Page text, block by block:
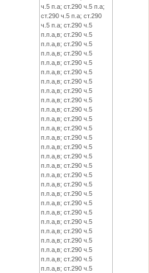
ч.5 п.а; ст.290 ч.5 п.а;
ст.290 ч.5 п.а; ст.290
ч.5 п.а; ст.290 ч.5
п.п.а,в; ст.290 ч.5
п.п.а,в; ст.290 ч.5
п.п.а,в; ст.290 ч.5
п.п.а,в; ст.290 ч.5
п.п.а,в; ст.290 ч.5
п.п.а,в; ст.290 ч.5
п.п.а,в; ст.290 ч.5
п.п.а,в; ст.290 ч.5
п.п.а,в; ст.290 ч.5
п.п.а,в; ст.290 ч.5
п.п.а,в; ст.290 ч.5
п.п.а,в; ст.290 ч.5
п.п.а,в; ст.290 ч.5
п.п.а,в; ст.290 ч.5
п.п.а,в; ст.290 ч.5
п.п.а,в; ст.290 ч.5
п.п.а,в; ст.290 ч.5
п.п.а,в; ст.290 ч.5
п.п.а,в; ст.290 ч.5
п.п.а,в; ст.290 ч.5
п.п.а,в; ст.290 ч.5
п.п.а,в; ст.290 ч.5
п.п.а,в; ст.290 ч.5
п.п.а,в; ст.290 ч.5
п.п.а,в; ст.290 ч.5
п.п.а,в; ст.290 ч.5